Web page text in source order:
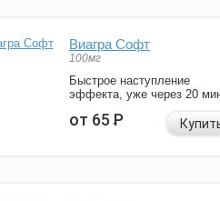
Виагра Софт
100мг
Быстрое наступление
эффекта, уже через 20
от 65Р